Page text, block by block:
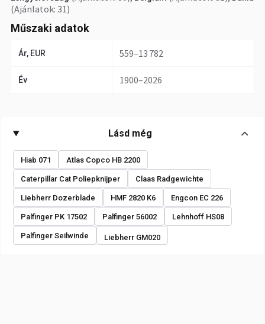
(Ajánlatok: 31)
Műszaki adatok
Ár, EUR 559–13 782
Év 1900–2026
Lásd még
Hiab 071 Atlas Copco HB 2200
Caterpillar Cat Poliepknijper Claas Radgewichte
Liebherr Dozerblade HMF 2820 K6 Engcon EC 226
Palfinger PK 17502 Palfinger 56002 Lehnhoff HS08
Palfinger Seilwinde Liebherr GM020